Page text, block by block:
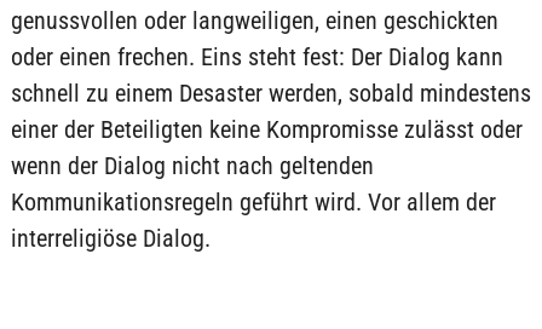
genussvollen oder langweiligen, einen geschickten
oder einen frechen. Eins steht fest: Der Dialog kann
schnell zu einem Desaster werden, sobald mindestens
einer der Beteiligten keine Kompromisse zulässt oder
wenn der Dialog nicht nach geltenden
Kommunikationsregeln geführt wird. Vor allem der
interreligiöse Dialog.